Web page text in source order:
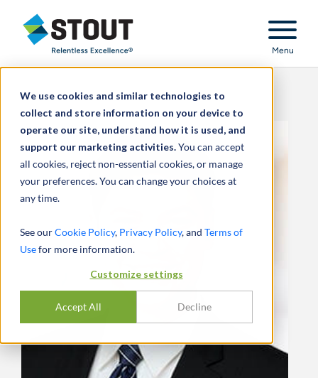
We use cookies and similar technologies to
collect and store information on your device to
operate our site, understand how it is used, and
support our marketing activities.You can accept
all cookies, reject non-essential cookies, or manage
your preferences. You can change your choices at
any time.
See ourCookie Policy, Privacy Policy, and Terms of
Usefor more information.
Customize settings
Accept All Decline
Stout Relentless Excellence
Menu